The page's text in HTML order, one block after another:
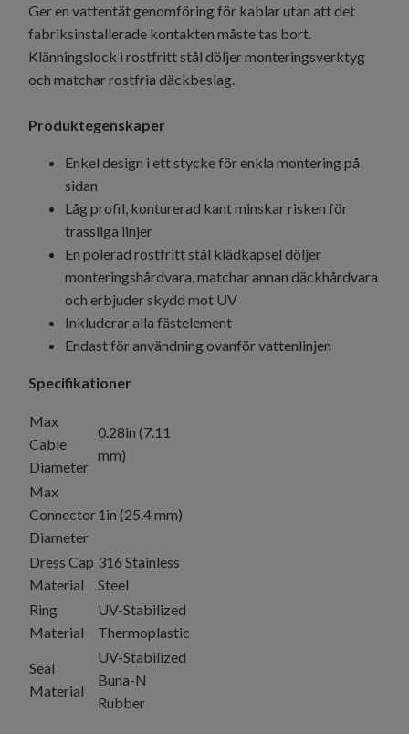
Ger en vattentät genomföring för kablar utan att det
fabriksinstallerade kontakten måste tas bort.
Klänningslock i rostfritt stål döljer monteringsverktyg
och matchar rostfria däckbeslag.
Produktegenskaper
Enkel design i ett stycke för enkla montering på
sidan
Låg profil, konturerad kant minskar risken för
trassliga linjer
En polerad rostfritt stål klädkapsel döljer
monteringshårdvara, matchar annan däckhårdvara
och erbjuder skydd mot UV
Inkluderar alla fästelement
Endast för användning ovanför vattenlinjen
Specifikationer
Max
Cable
Diameter
0.28in (7.11
mm)
Max
Connector
Diameter
1in (25.4 mm)
Dress Cap
Material
316 Stainless
Steel
Ring
Material
UV-Stabilized
Thermoplastic
Seal
Material
UV-Stabilized
Buna-N
Rubber